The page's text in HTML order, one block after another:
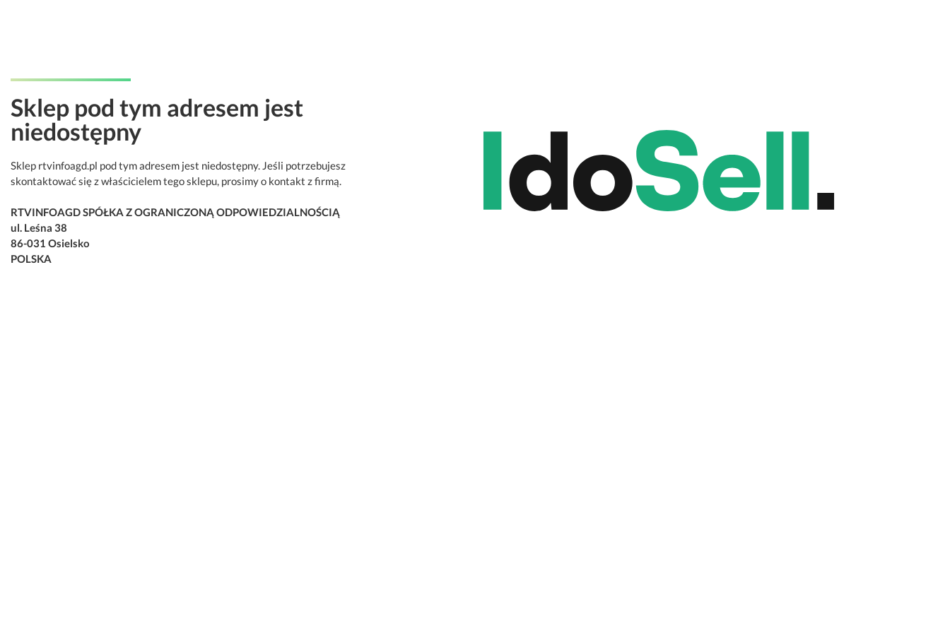
Sklep pod tym adresem jest
niedostępny
Sklep rtvinfoagd.pl pod tym adresem jest niedostępny. Jeśli potrzebujesz
skontaktować się z właścicielem tego sklepu, prosimy o kontakt z firmą.
RTVINFOAGD SPÓŁKA Z OGRANICZONĄ ODPOWIEDZIALNOŚCIĄ
ul. Leśna 38
86-031 Osielsko
POLSKA